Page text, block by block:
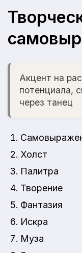
Акцент на
потенциала,
через танец
Холст
Палитра
Творение
Фантазия
Искра
Муза